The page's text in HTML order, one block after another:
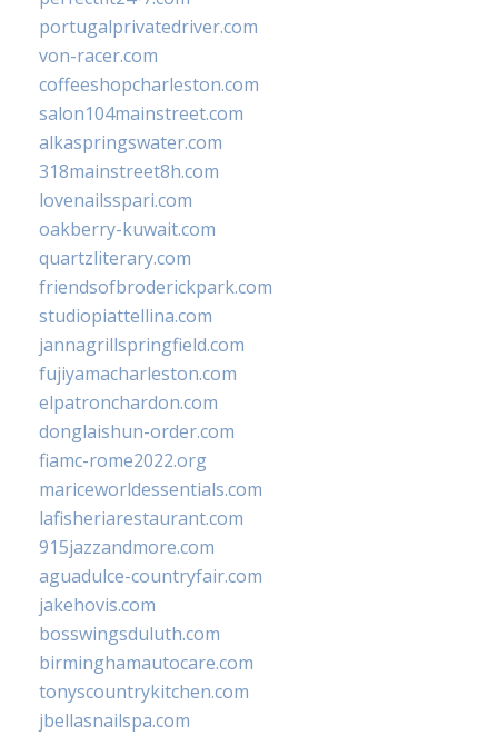
portugalprivatedriver.com
von-racer.com
coffeeshopcharleston.com
salon104mainstreet.com
alkaspringswater.com
318mainstreet8h.com
lovenailsspari.com
oakberry-kuwait.com
quartzliterary.com
friendsofbroderickpark.com
studiopiattellina.com
jannagrillspringfield.com
fujiyamacharleston.com
elpatronchardon.com
donglaishun-order.com
fiamc-rome2022.org
mariceworldessentials.com
lafisheriarestaurant.com
915jazzandmore.com
aguadulce-countryfair.com
jakehovis.com
bosswingsduluth.com
birminghamautocare.com
tonyscountrykitchen.com
jbellasnailspa.com